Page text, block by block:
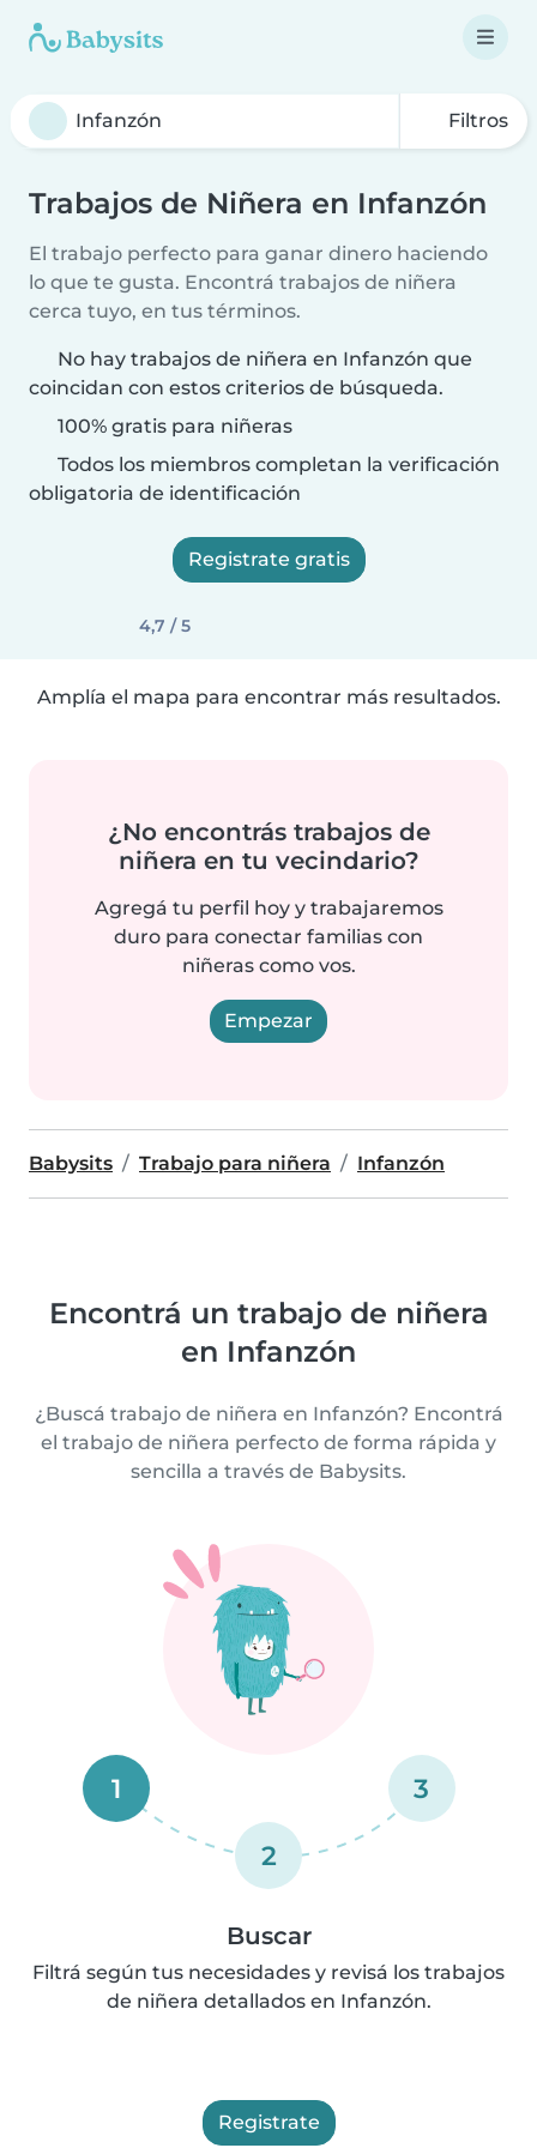
Filtros
Trabajos de Niñera en Infanzón
El trabajo perfecto para ganar dinero haciendo
lo que te gusta. Encontrá trabajos de niñera
cerca tuyo, en tus términos.
No hay trabajos de niñera en Infanzón que
coincidan con estos criterios de búsqueda.
100% gratis para niñeras
Todos los miembros completan la verificación
obligatoria de identificación
Registrate gratis
4,7 / 5
Amplía el mapa para encontrar más resultados.
¿No encontrás trabajos de
niñera en tu vecindario?
Agregá tu perfil hoy y trabajaremos
duro para conectar familias con
niñeras como vos.
Empezar
Babysits Trabajo para niñera Infanzón
Encontrá un trabajo de niñera
en Infanzón
¿Buscá trabajo de niñera en Infanzón? Encontrá
el trabajo de niñera perfecto de forma rápida y
sencilla a través de Babysits.
1
2
3
Buscar
Filtrá según tus necesidades y revisá los trabajos
de niñera detallados en Infanzón.
Registrate